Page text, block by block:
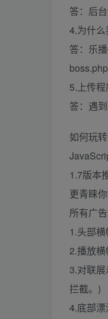
答：后
4.为什么
答：乐
5.上传
答：遇
如何玩
1.7版本
更青睐
所有广
1.头部
2.播放
3.对联
拦截。)
4.底部